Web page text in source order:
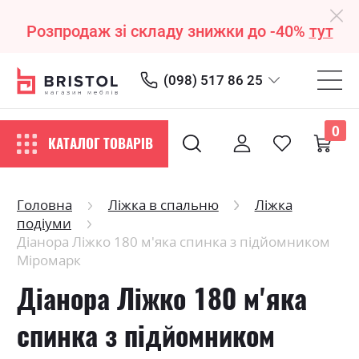
Розпродаж зі складу знижки до -40% тут
(098) 517 86 25
КАТАЛОГ ТОВАРІВ
0
Головна Ліжка в спальню
Ліжка
подіуми
Діанора Ліжко 180 м'яка спинка з підйомником
Міромарк
Діанора Ліжко 180 м'яка
спинка з підйомником